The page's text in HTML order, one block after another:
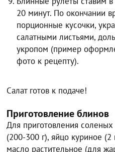
20 минут. По окончании
порционные кусочки,
салатными листьями,
укропом (пример
фото к рецепту).
Салат готов к подаче!
Приготовление блинов
Для приготовления
(200-300 г), яйцо куриное
масло растительное (для